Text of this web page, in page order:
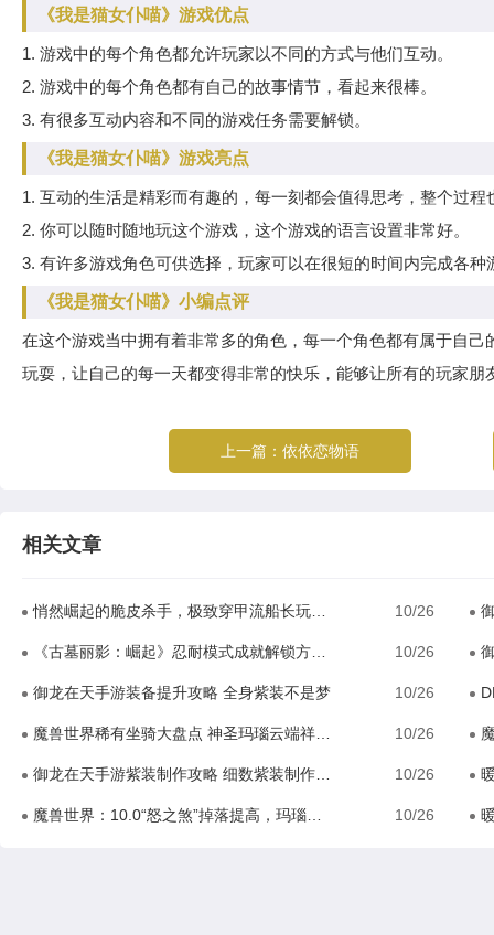
《我是猫女仆喵》游戏优点
1. 游戏中的每个角色都允许玩家以不同的方式与他们互动。
2. 游戏中的每个角色都有自己的故事情节，看起来很棒。
3. 有很多互动内容和不同的游戏任务需要解锁。
《我是猫女仆喵》游戏亮点
1. 互动的生活是精彩而有趣的，每一刻都会值得思考，整个过程
2. 你可以随时随地玩这个游戏，这个游戏的语言设置非常好。
3. 有许多游戏角色可供选择，玩家可以在很短的时间内完成各种
《我是猫女仆喵》小编点评
在这个游戏当中拥有着非常多的角色，每一个角色都有属于自
玩耍，让自己的每一天都变得非常的快乐，能够让所有的玩家朋
上一篇： 依依恋物语
相关文章
悄然崛起的脆皮杀手，极致穿甲流船长玩法解析 10/26
《古墓丽影：崛起》忍耐模式成就解锁方法解析攻略 10/26
御龙在天手游装备提升攻略 全身紫装不是梦 10/26
魔兽世界稀有坐骑大盘点 神圣玛瑙云端祥龙完虐工作室 10/26
御龙在天手游紫装制作攻略 细数紫装制作比较 10/26
魔兽世界：10.0“怒之煞”掉落提高，玛瑙龙也将成为普通坐骑 10/26